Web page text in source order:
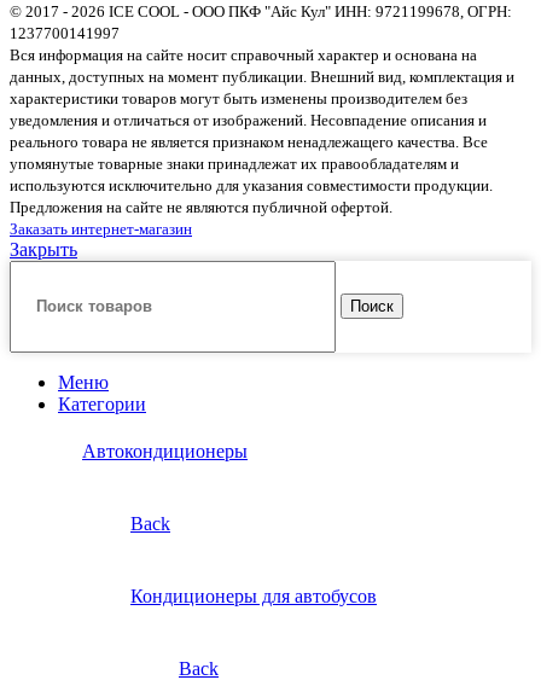
© 2017 - 2026 ICE COOL - ООО ПКФ "Айс Кул" ИНН: 9721199678, ОГРН:
1237700141997
Вся информация на сайте носит справочный характер и основана на
данных, доступных на момент публикации. Внешний вид, комплектация и
характеристики товаров могут быть изменены производителем без
уведомления и отличаться от изображений. Несовпадение описания и
реального товара не является признаком ненадлежащего качества. Все
упомянутые товарные знаки принадлежат их правообладателям и
используются исключительно для указания совместимости продукции.
Предложения на сайте не являются публичной офертой.
Заказать интернет-магазин
Закрыть
Поиск
Меню
Категории
Автокондиционеры
Back
Кондиционеры для автобусов
Back